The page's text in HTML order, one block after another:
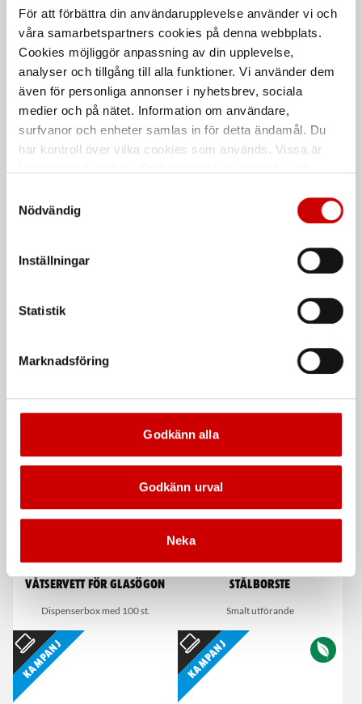
För att förbättra din användarupplevelse använder vi och
våra samarbetspartners cookies på denna webbplats.
Cookies möjliggör anpassning av din upplevelse,
analyser och tillgång till alla funktioner. Vi använder dem
även för personliga annonser i nyhetsbrev, sociala
medier och på nätet. Information om användare,
surfvanor och enheter samlas in för detta ändamål. Du
har kontroll över vilka cookies som används. Vissa är
länder utanför EU med olika dataskyddsnormer. Genom
att godkänna samtycker du till sådana överföringar. Läs
Nödvändig
Inställningar
Statistik
Marknadsföring
Godkänn alla
Godkänn urval
Neka
Kombinerat borr och
gängtappset Smart Step
Stegborr Smart Step HSS
Trekantskaft
7-12 mm
De som köpte, köpte även
Kampanj
Våtservett för glasögon
Dispenserbox med 100 st.
Stålborste
Smalt utförande
Kampanj Kampanj